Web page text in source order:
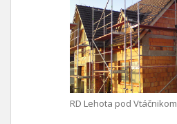
RD Lehota pod Vtáčnikom